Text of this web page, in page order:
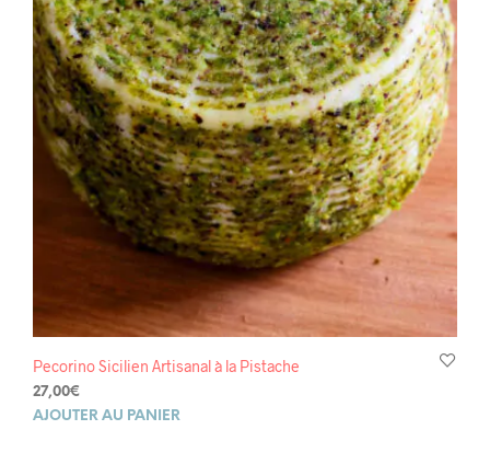
Pecorino Sicilien Artisanal à la Pistache
27,00€
AJOUTER AU PANIER